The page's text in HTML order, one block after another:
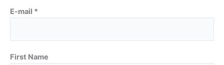
E-mail *
First Name